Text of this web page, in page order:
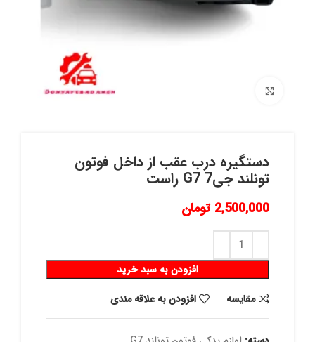
دستگیره درب عقب از داخل فوتون
تونلند جی7 G7 راست
2,500,000 تومان
افزودن به سبد خرید
مقايسه
افزودن به علاقه مندی